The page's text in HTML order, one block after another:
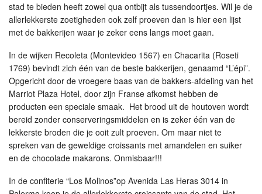
stad te bieden heeft zowel qua ontbijt als tussendoortjes. Wil je de
allerlekkerste zoetigheden ook zelf proeven dan is hier een lijst
met de bakkerijen waar je zeker eens langs moet gaan.
In de wijken Recoleta (Montevideo 1567) en Chacarita (Roseti
1769) bevindt zich één van de beste bakkerijen, genaamd “L’épi”.
Opgericht door de vroegere baas van de bakkers-afdeling van het
Marriot Plaza Hotel, door zijn Franse afkomst hebben de
producten een speciale smaak. Het brood uit de houtoven wordt
bereid zonder conserveringsmiddelen en is zeker één van de
lekkerste broden die je ooit zult proeven. Om maar niet te
spreken van de geweldige croissants met amandelen en suiker
en de chocolade makarons. Onmisbaar!!!
In de confiterie “Los Molinos”op Avenida Las Heras 3014 in